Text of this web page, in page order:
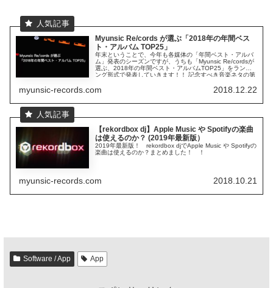
Myunsic Re/cords が選ぶ「2018年の年間ベス
ト・アルバム TOP25」
年末ということで、今年も各媒体の「年間ベスト・アルバ
ム」発表のシーズンですが、うちも「Myunsic Re/cordsが
選ぶ、2018年の年間ベスト・アルバムTOP25」をランキ
ング形式で発表していきます！！ 記念すべき音楽ネタの第
myunsic-records.com 2018.12.22
【rekordbox dj】Apple Music や Spotifyの楽曲
は使えるのか？ (2019年最新版）
2019年最新版！ rekordbox djでApple Music や Spotifyの
楽曲は使えるのか？まとめました！ ！
myunsic-records.com 2018.10.21
Software / App App